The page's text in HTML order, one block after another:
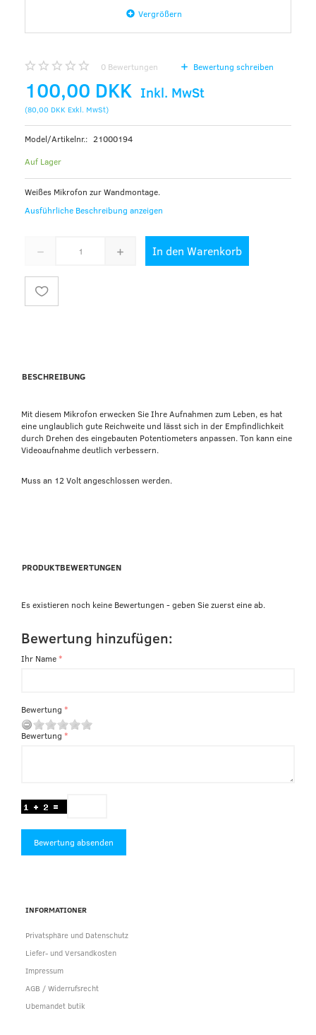
Vergrößern
0 Bewertungen Bewertung schreiben
100,00 DKK Inkl. MwSt
(80,00 DKK Exkl. MwSt)
Model/Artikelnr.: 21000194
Auf Lager
Weißes Mikrofon zur Wandmontage.
Ausführliche Beschreibung anzeigen
In den Warenkorb
BESCHREIBUNG
Mit diesem Mikrofon erwecken Sie Ihre Aufnahmen zum Leben, es hat
eine unglaublich gute Reichweite und lässt sich in der Empfindlichkeit
durch Drehen des eingebauten Potentiometers anpassen. Ton kann eine
Videoaufnahme deutlich verbessern.
Muss an 12 Volt angeschlossen werden.
PRODUKTBEWERTUNGEN
Es existieren noch keine Bewertungen - geben Sie zuerst eine ab.
Bewertung hinzufügen:
Ihr Name
Bewertung
Bewertung
Bewertung absenden
INFORMATIONER
Privatsphäre und Datenschutz
Liefer- und Versandkosten
Impressum
AGB / Widerrufsrecht
Ubemandet butik